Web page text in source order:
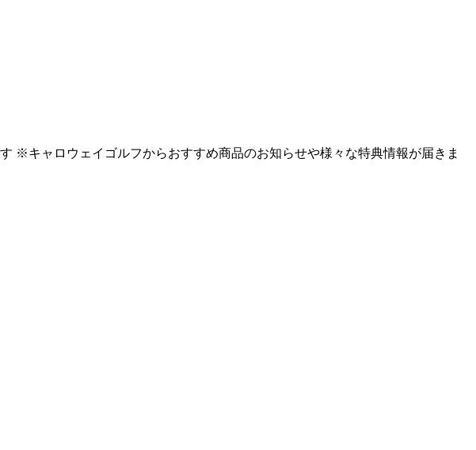
※キャロウェイゴルフからおすすめ商品のお知らせや様々な特典情報が届きま